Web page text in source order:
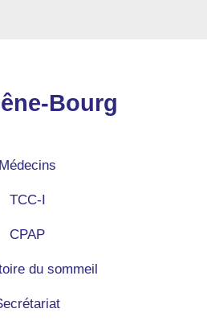
Bourg
Médecins
TCC-I
CPAP
du sommeil